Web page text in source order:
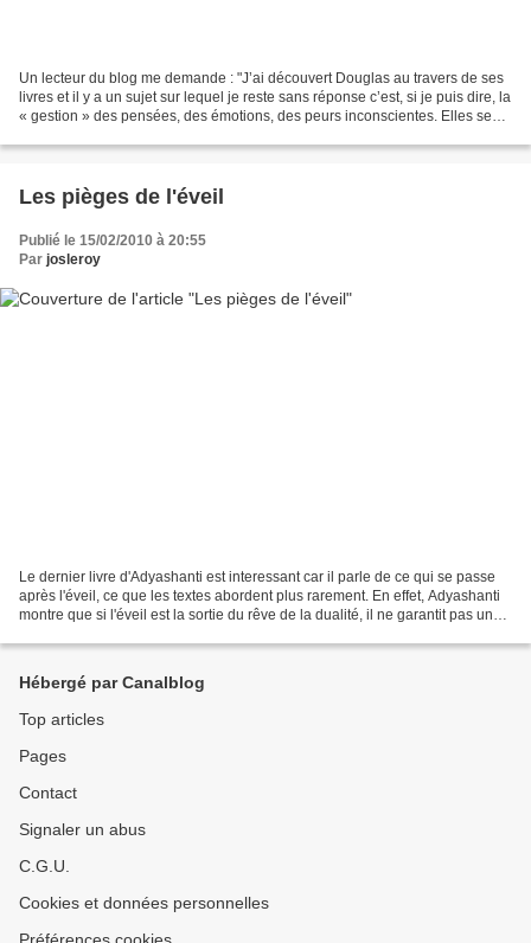
Un lecteur du blog me demande : "J’ai découvert Douglas au travers de ses
livres et il y a un sujet sur lequel je reste sans réponse c’est, si je puis dire, la
« gestion » des pensées, des émotions, des peurs inconscientes. Elles se
Les pièges de l'éveil
Publié le 15/02/2010 à 20:55
Par josleroy
Le dernier livre d'Adyashanti est interessant car il parle de ce qui se passe
après l'éveil, ce que les textes abordent plus rarement. En effet, Adyashanti
montre que si l'éveil est la sortie du rêve de la dualité, il ne garantit pas une
Hébergé par Canalblog
Top articles
Pages
Contact
Signaler un abus
C.G.U.
Cookies et données personnelles